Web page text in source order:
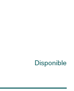
Disponible